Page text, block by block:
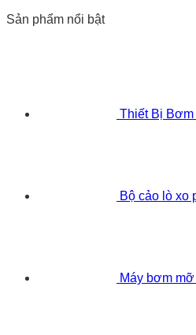
Sản phẩm nổi bật
Thiết Bị
Bộ cảo lò xo
Máy bơm